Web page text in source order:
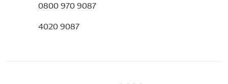
0800 970 9087
4020 9087